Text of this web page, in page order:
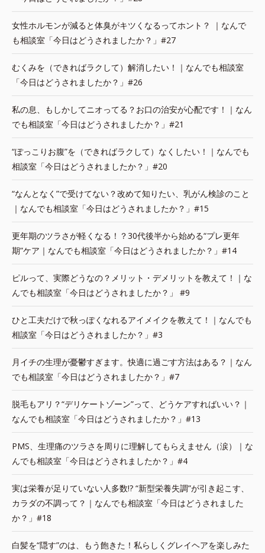
女性ホルモンが減ると体臭がキツくなるってホント？ ｜なんで
も相談室「今日はどうされましたか？」#27
むくみを（できればラクして）解消したい！｜なんでも相談室
「今日はどうされましたか？」#26
私の息、もしかしてニオってる？お口の治安が心配です！｜なん
でも相談室「今日はどうされましたか？」#21
“ぽっこりお腹”を（できればラクして）なくしたい！｜なんでも
相談室「今日はどうされましたか？」#20
“なんとなく”で受けてない？改めて知りたい、乳がん検診のこと
｜なんでも相談室「今日はどうされましたか？」#15
更年期のツラさが軽くなる！？30代後半から始める“プレ更年
期”ケア｜なんでも相談室「今日はどうされましたか？」#14
ピルって、実際どうなの？メリット・デメリットを教えて！｜な
んでも相談室「今日はどうされましたか？」 #9
ひと工夫だけで秋っぽくなれるアイメイクを教えて！｜なんでも
相談室「今日はどうされましたか？」#3
月イチの生理が憂鬱すぎます。快適に過ごす方法はある？｜なん
でも相談室「今日はどうされましたか？」#7
脱毛もアリ？“デリケートゾーン”って、どうケアすればいい？｜
なんでも相談室「今日はどうされましたか？」#13
PMS、生理痛のツラさを周りに理解してもらえません（涙）｜な
んでも相談室「今日はどうされましたか？」#4
実は栄養が足りていない人多数!? “新型栄養失調”が引き起こす、
カラダの不調って？｜なんでも相談室「今日はどうされました
か？」#18
白髪を“隠す”のは、もう飽きた！私らしくグレイヘアを楽しみた